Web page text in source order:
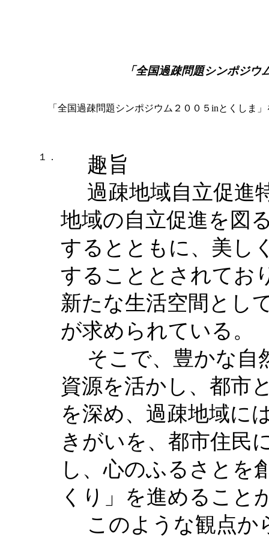
「全国過疎問題シンポジ
「全国過疎問題シンポジウム ２００５ inとくしま
１．
趣旨
過疎地域自立促進
地域の自立促進を図
するとともに、美し
することとされてお
新たな生活空間とし
が求められている。
そこで、豊かな自
資源を活かし、都市
を深め、過疎地域に
きがいを、都市住民
し、心のふるさとを
くり」を進めること
このような観点か